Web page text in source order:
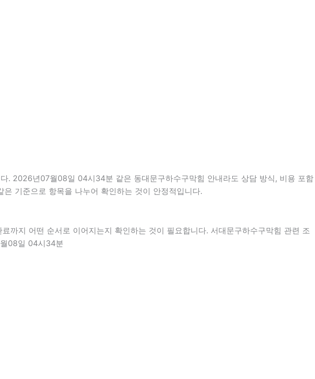
. 2026년07월08일 04시34분 같은 동대문구하수구막힘 안내라도 상담 방식, 비용 포함
기준으로 항목을 나누어 확인하는 것이 안정적입니다.
까지 어떤 순서로 이어지는지 확인하는 것이 필요합니다. 서대문구하수구막힘 관련 조
08일 04시34분